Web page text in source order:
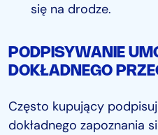
się na drodze.
PODPISYWANIE
DOKŁADNEGO
Często kupujący
dokładnego zapoznania